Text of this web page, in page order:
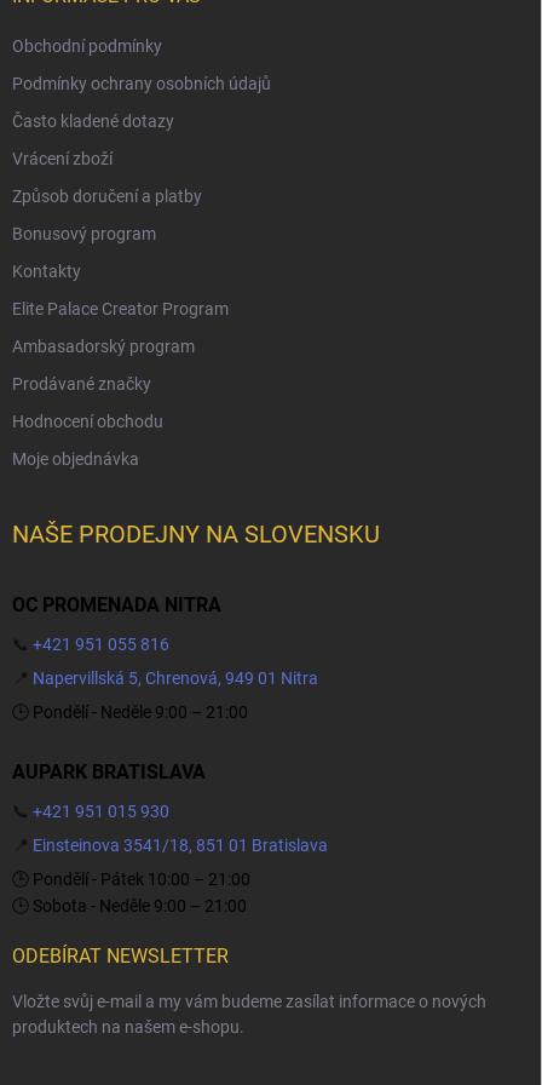
Obchodní podmínky
Podmínky ochrany osobních údajů
Často kladené dotazy
Vrácení zboží
Způsob doručení a platby
Bonusový program
Kontakty
Elite Palace Creator Program
Ambasadorský program
Prodávané značky
Hodnocení obchodu
Moje objednávka
NAŠE PRODEJNY NA SLOVENSKU
OC PROMENADA NITRA
📞 +421 951 055 816
📍 Napervillská 5, Chrenová, 949 01 Nitra
🕒 Pondělí - Neděle 9:00 – 21:00
AUPARK BRATISLAVA
📞 +421 951 015 930
📍 Einsteinova 3541/18, 851 01 Bratislava
🕒 Pondělí - Pátek 10:00 – 21:00
🕒 Sobota - Neděle 9:00 – 21:00
ODEBÍRAT NEWSLETTER
Vložte svůj e-mail a my vám budeme zasílat informace o nových
produktech na našem e-shopu.